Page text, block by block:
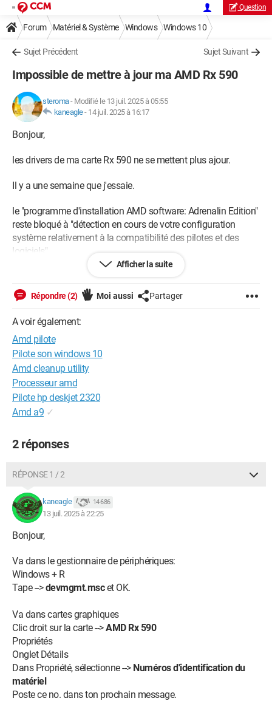
Question
Forum Matériel & Système Windows Windows 10
Sujet Précédent Sujet Suivant
Impossible de mettre à jour ma AMD Rx 590
steroma- Modifié le 13 juil. 2025 à 05:55
kaneagle- 14 juil. 2025 à 16:17
Bonjour,
les drivers de ma carte Rx 590 ne se mettent plus ajour.
Il y a une semaine que j'essaie.
le "programme d'installation AMD software: Adrenalin Edition"
reste bloqué à "détection en cours de votre configuration
système relativement à la compatibilité des pilotes et des
logiciels"
J'ai essayé de désinstaller les pilotes de la rx590, mais ça ne
change rien: ça tourne, ça tourne mais le MAJ ne se fait pas.
Que faire?
Afficher la suite
Répondre (2) Moi aussi Partager
A voir également:
Amd pilote
Pilote son windows 10
Amd cleanup utility
Processeur amd
Pilote hp deskjet 2320
Amd a9 ✓
2 réponses
RÉPONSE 1 / 2
kaneagle 14 686
13 juil. 2025 à 22:25
Bonjour,
Va dans le gestionnaire de périphériques:
Windows + R
Tape -->devmgmt.mscet OK.
Va dans cartes graphiques
Clic droit sur la carte -->AMD Rx 590
Propriétés
Onglet Détails
Dans Propriété, sélectionne --> Numéros d'identification du
matériel
Poste ce no. dans ton prochain message.